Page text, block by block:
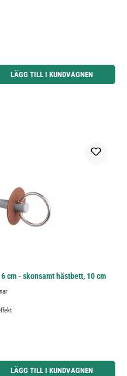
knapparna för att öka eller minska kvantiteten.
LÄGG TILL I KUNDVAGNEN
cm - skonsamt hästbett, 10 cm
knapparna för att öka eller minska kvantiteten.
LÄGG TILL I KUNDVAGNEN